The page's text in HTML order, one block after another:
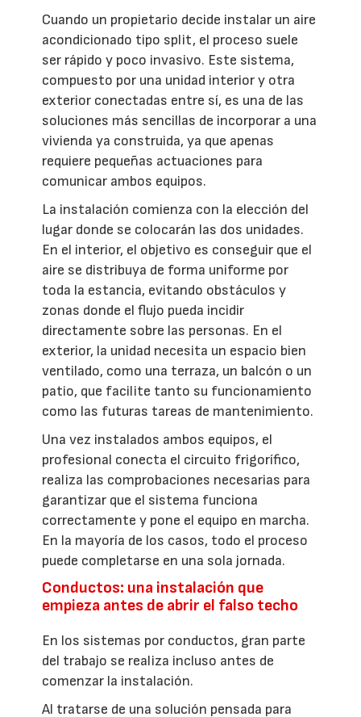
Cuando un propietario decide instalar un aire
acondicionado tipo split, el proceso suele
ser rápido y poco invasivo. Este sistema,
compuesto por una unidad interior y otra
exterior conectadas entre sí, es una de las
soluciones más sencillas de incorporar a una
vivienda ya construida, ya que apenas
requiere pequeñas actuaciones para
comunicar ambos equipos.
La instalación comienza con la elección del
lugar donde se colocarán las dos unidades.
En el interior, el objetivo es conseguir que el
aire se distribuya de forma uniforme por
toda la estancia, evitando obstáculos y
zonas donde el flujo pueda incidir
directamente sobre las personas. En el
exterior, la unidad necesita un espacio bien
ventilado, como una terraza, un balcón o un
patio, que facilite tanto su funcionamiento
como las futuras tareas de mantenimiento.
Una vez instalados ambos equipos, el
profesional conecta el circuito frigorífico,
realiza las comprobaciones necesarias para
garantizar que el sistema funciona
correctamente y pone el equipo en marcha.
En la mayoría de los casos, todo el proceso
puede completarse en una sola jornada.
Conductos: una instalación que
empieza antes de abrir el falso techo
En los sistemas por conductos, gran parte
del trabajo se realiza incluso antes de
comenzar la instalación.
Al tratarse de una solución pensada para